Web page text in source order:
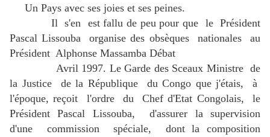
Un Pays avec ses joies et ses peines.
Il s'en est fallu de peu pour que le Président
Pascal Lissouba organise des obsèques nationales au
Président Alphonse Massamba Débat
Avril 1997. Le Garde des Sceaux Ministre de
la Justice de la République du Congo que j'étais, à
l'époque, reçoit l'ordre du Chef d'Etat Congolais, le
Président Pascal Lissouba, d'assurer la supervision
d'une commission spéciale, dont la composition